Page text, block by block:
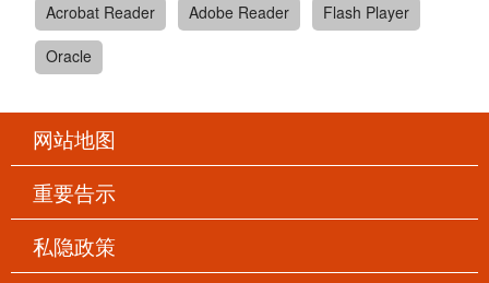
Acrobat Reader
Adobe Reader
Flash Player
Oracle
网站地图
重要告示
私隐政策